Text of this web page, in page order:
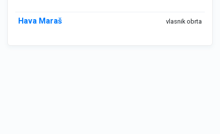
Hava Maraš vlasnik obrta